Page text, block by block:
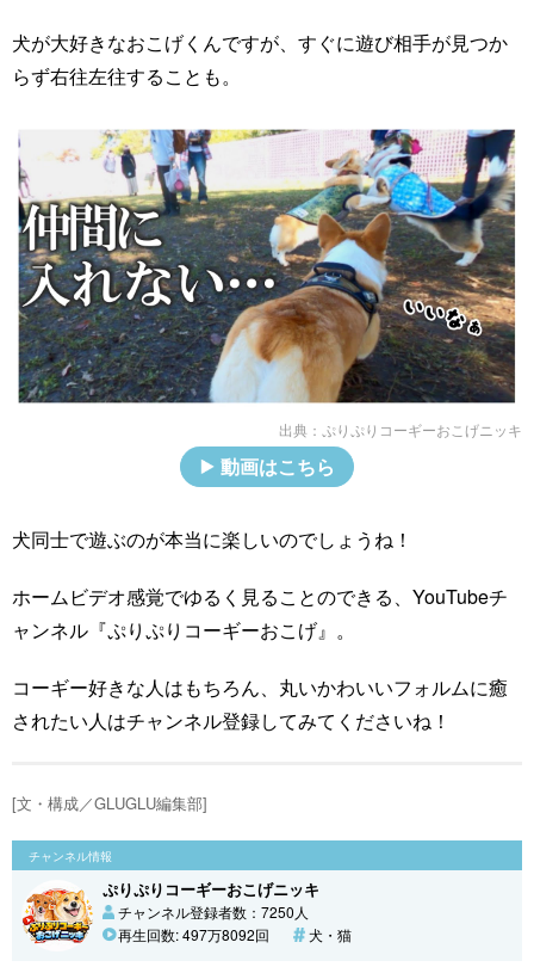
犬が大好きなおこげくんですが、すぐに遊び相手が見つか
らず右往左往することも。
出典： ぷりぷりコーギーおこげニッキ
動画はこちら
犬同士で遊ぶのが本当に楽しいのでしょうね！
ホームビデオ感覚でゆるく見ることのできる、YouTubeチ
ャンネル『ぷりぷりコーギーおこげ』。
コーギー好きな人はもちろん、丸いかわいいフォルムに癒
されたい人はチャンネル登録してみてくださいね！
[文・構成／GLUGLU編集部]
チャンネル情報
ぷりぷりコーギーおこげニッキ
チャンネル登録者数：7250人
再生回数: 497万8092回
犬・猫